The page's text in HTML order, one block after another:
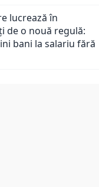
lucrează în
de o nouă regulă:
bani la salariu fără